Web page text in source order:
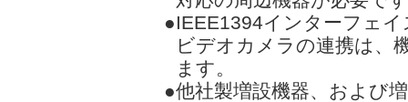
●IEEE1394インターフェ
ビデオカメラの連携は、
ます。
●他社製増設機器、および